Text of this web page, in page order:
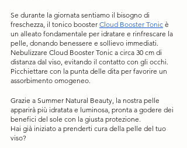
Se durante la giornata sentiamo il bisogno di
freschezza, il tonico booster Cloud Booster Tonic è
un alleato fondamentale per idratare e rinfrescare la
pelle, donando benessere e sollievo immediati.
Nebulizzare Cloud Booster Tonic a circa 30 cm di
distanza dal viso, evitando il contatto con gli occhi.
Picchiettare con la punta delle dita per favorire un
assorbimento omogeneo.
Grazie a Summer Natural Beauty, la nostra pelle
apparirà più idratata e luminosa, pronta a godere dei
benefici del sole con la giusta protezione.
Hai già iniziato a prenderti cura della pelle del tuo
viso?